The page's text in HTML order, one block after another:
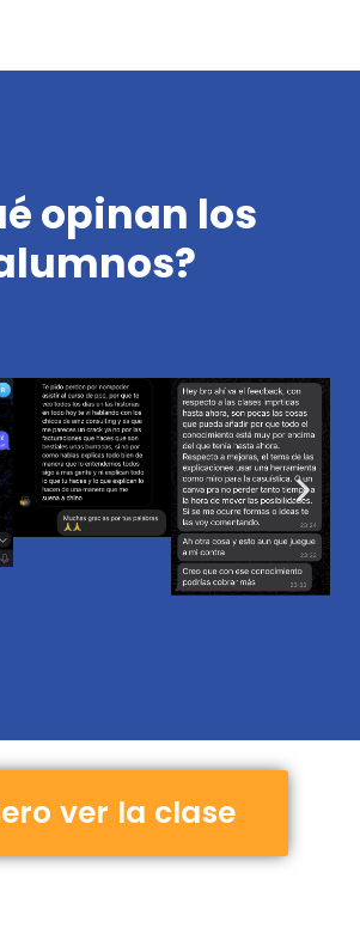
opinan los
ver la clase